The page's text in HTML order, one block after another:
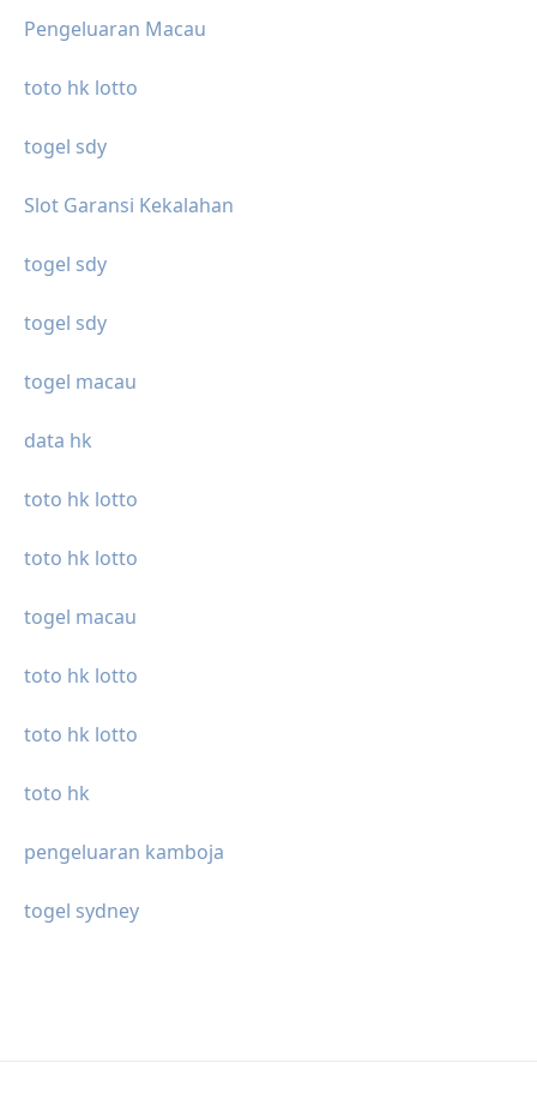
Pengeluaran Macau
toto hk lotto
togel sdy
Slot Garansi Kekalahan
togel sdy
togel sdy
togel macau
data hk
toto hk lotto
toto hk lotto
togel macau
toto hk lotto
toto hk lotto
toto hk
pengeluaran kamboja
togel sydney